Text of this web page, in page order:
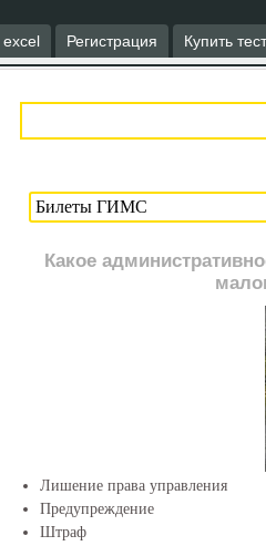
excel Регистрация Купить
Какое
Лишение права управления
Предупреждение
Штраф